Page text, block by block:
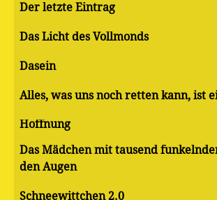
Der letzte Eintrag
Das Licht des Vollmonds
Dasein
Alles, was uns noch retten kann, ist
Hoffnung
Das Mädchen mit tausend
den Augen
Schneewittchen 2.0